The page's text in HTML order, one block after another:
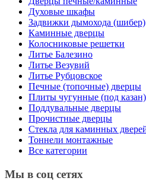
Духовые шкафы
Задвижки дымохода (шибер)
Каминные дверцы
Колосниковые решетки
Литье Балезино
Литье Везувий
Литье Рубцовское
Печные (топочные) дверцы
Плиты чугунные (под казан)
Поддувальные дверцы
Прочистные дверцы
Стекла для каминных
Тоннели монтажные
Все категории
Мы в соц сетях